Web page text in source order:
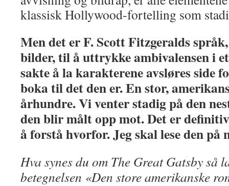
klassisk Hollywood-fortelling som
Men det er F. Scott Fitzgeralds
bilder, til å uttrykke ambivalensen i
sakte å la karakterene avsløres side
boka til det den er. En stor,
århundre. Vi venter stadig på den
den blir målt opp mot. Det er
å forstå hvorfor. Jeg skal lese den på
Hva synes du om The Great Gatsby så
betegnelsen «Den store amerikanske